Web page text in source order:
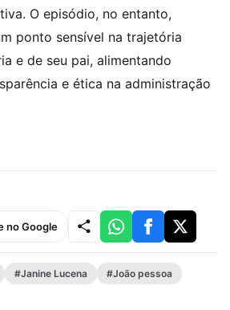
O episódio, no entanto,
ponto sensível na trajetória
e de seu pai, alimentando
e ética na administração
no Google
#Janine Lucena #João pessoa